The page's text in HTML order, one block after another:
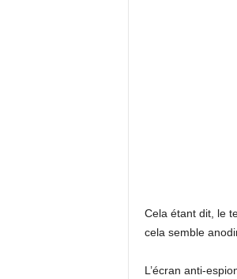
Cela étant dit, le
cela semble
L’écran anti-